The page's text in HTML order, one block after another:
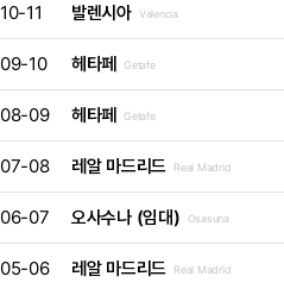
10-11 발렌시아 Valencia
09-10 헤타페 Getafe
08-09 헤타페 Getafe
07-08 레알 마드리드 Real Madrid
06-07 오사수나 (임대) Osasuna
05-06 레알 마드리드 Real Madrid